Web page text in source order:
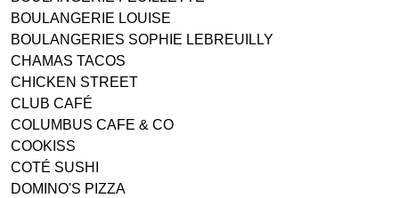
BOULANGERIE LOUISE
BOULANGERIES SOPHIE LEBREUILLY
CHAMAS TACOS
CHICKEN STREET
CLUB CAFÉ
COLUMBUS CAFE & CO
COOKISS
COTÉ SUSHI
DOMINO'S PIZZA